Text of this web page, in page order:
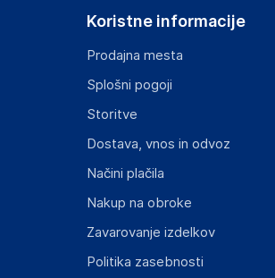
v EU, ki zagotavlja skladnost izdelka z
Frankfurt am Main
opozorila na embalaži izdelka in lahko
Koristne informacije
Prodajna mesta
Splošni pogoji
Storitve
Dostava, vnos in odvoz
Načini plačila
Nakup na obroke
Zavarovanje izdelkov
Politika zasebnosti